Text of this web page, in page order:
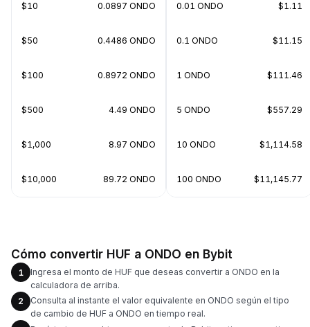
$10 0.0897 ONDO
$50 0.4486 ONDO
$100 0.8972 ONDO
$500 4.49 ONDO
$1,000 8.97 ONDO
$10,000 89.72 ONDO
0.01 ONDO $1.11
0.1 ONDO $11.15
1 ONDO $111.46
5 ONDO $557.29
10 ONDO $1,114.58
100 ONDO $11,145.77
Cómo convertir HUF a ONDO en Bybit
1
Ingresa el monto de HUF que deseas convertir a ONDO en la
calculadora de arriba.
2
Consulta al instante el valor equivalente en ONDO según el tipo
de cambio de HUF a ONDO en tiempo real.